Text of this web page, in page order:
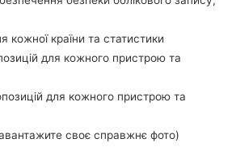
Ice Cream Sandwich 4.0.4.
Samsungтут
853_6n6z9j7kgn
ТИП
512.5 MiB МОДЕЛЬ
кожної країни та статистики
для кожного пристрою та
для кожного пристрою та
своє справжнє фото)